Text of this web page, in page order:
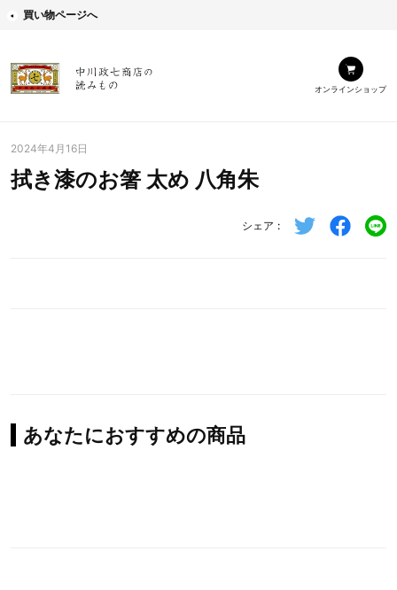
買い物ページへ
オンラインショップ
2024年4月16日
拭き漆のお箸 太め 八角朱
シェア
あなたにおすすめの商品